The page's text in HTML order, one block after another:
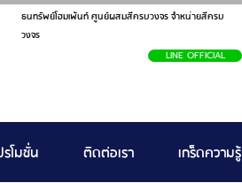
ธนทรัพย์โฮมเพ้นท์ ศูนย์ผสมสีครบวงจร จำหน่ายสีครบ
วงจร
LINE OFFICIAL
รโมชั่น ติดต่อเรา เกร็ดความรู้